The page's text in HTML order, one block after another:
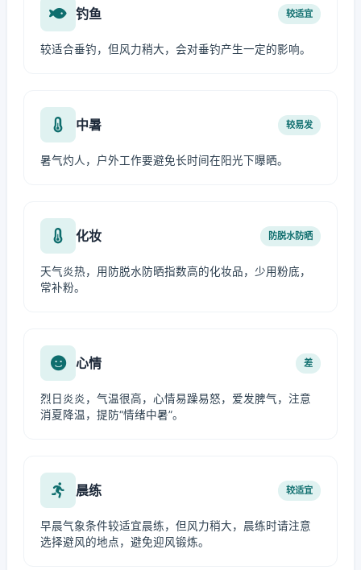
钓鱼 较适宜
较适合垂钓，但风力稍大，会对垂钓产生一定的影响。
中暑 较易发
暑气灼人，户外工作要避免长时间在阳光下曝晒。
化妆 防脱水防晒
天气炎热，用防脱水防晒指数高的化妆品，少用粉底，
常补粉。
心情 差
烈日炎炎，气温很高，心情易躁易怒，爱发脾气，注意
消夏降温，提防“情绪中暑”。
晨练 较适宜
早晨气象条件较适宜晨练，但风力稍大，晨练时请注意
选择避风的地点，避免迎风锻炼。